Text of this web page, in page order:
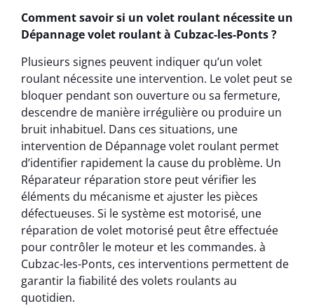
Comment savoir si un volet roulant nécessite un
Dépannage volet roulant à Cubzac-les-Ponts ?
Plusieurs signes peuvent indiquer qu’un volet
roulant nécessite une intervention. Le volet peut se
bloquer pendant son ouverture ou sa fermeture,
descendre de manière irrégulière ou produire un
bruit inhabituel. Dans ces situations, une
intervention de Dépannage volet roulant permet
d’identifier rapidement la cause du problème. Un
Réparateur réparation store peut vérifier les
éléments du mécanisme et ajuster les pièces
défectueuses. Si le système est motorisé, une
réparation de volet motorisé peut être effectuée
pour contrôler le moteur et les commandes. à
Cubzac-les-Ponts, ces interventions permettent de
garantir la fiabilité des volets roulants au
quotidien.